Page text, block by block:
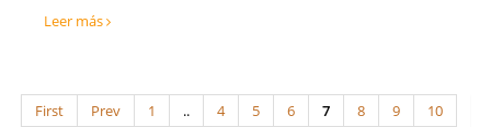
Leer más
First Prev 1 .. 4 5 6 7 8 9
10